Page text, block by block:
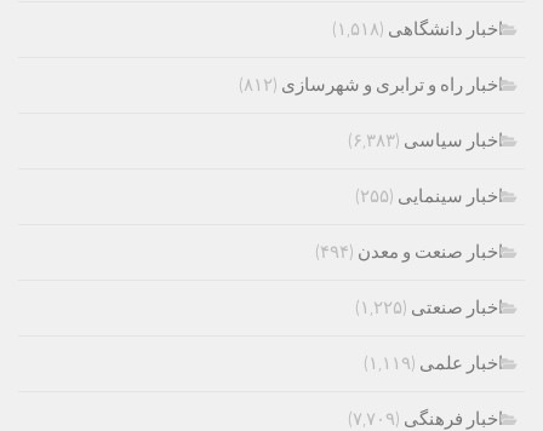
اخبار دانشگاهی (۱,۵۱۸)
اخبار راه و ترابری و شهرسازی (۸۱۲)
اخبار سیاسی (۶,۳۸۳)
اخبار سینمایی (۲۵۵)
اخبار صنعت و معدن (۴۹۴)
اخبار صنعتی (۱,۲۲۵)
اخبار علمی (۱,۱۱۹)
اخبار فرهنگی (۷,۷۰۹)